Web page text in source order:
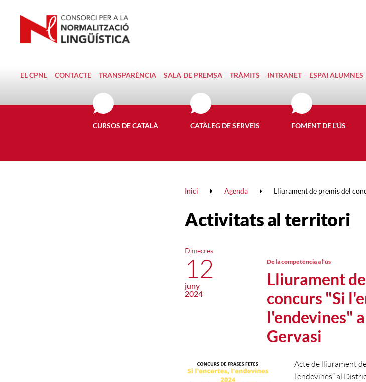
EL CPNL CONTACTE TRANSPARÈNCIA SALA DE PREMSA TRÀMITS INTRANET ESPAI ALUMNES
CURSOS DE CATALÀ CATÀLEG DE SERVEIS FOMENT DE L'ÚS
Inici Agenda Lliurament de premis del
Activitats al territori
Lliurament
concurs "Si
l'endevines"
Gervasi
De la competència a l'ús
Dimecres
12
juny
2024
Acte de lliurament
l’endevines” al